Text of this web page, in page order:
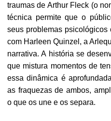
traumas de Arthur Fleck (o
técnica permite que o
seus problemas
com Harleen Quinzel, a
narrativa. A história se
que mistura momentos de
essa dinâmica é
as fraquezas de ambos,
o que os une e os separa.